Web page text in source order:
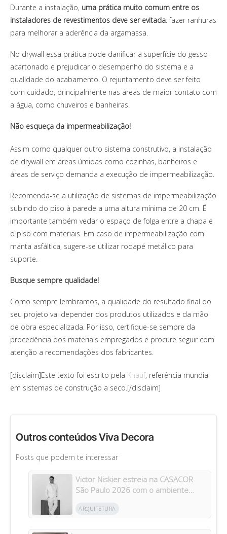
Durante a instalação, uma prática muito comum entre os
instaladores de revestimentos deve ser evitada: fazer ranhuras
para melhorar a aderência da argamassa.
No drywall essa prática pode danificar a superfície do gesso
acartonado e prejudicar o desempenho do sistema e a
qualidade do acabamento. O rejuntamento deve ser feito
com cuidado, principalmente nas áreas de maior contato com
a água, como chuveiros e banheiras.
Não esqueça da impermeabilização!
Assim como qualquer outro sistema construtivo, a instalação
de drywall em áreas úmidas como cozinhas, banheiros e
áreas de serviço demanda a execução de impermeabilização.
Recomenda-se a utilização de sistemas de impermeabilização
subindo do piso à parede a uma altura mínima de 20 cm. É
importante também vedar o espaço de folga entre a chapa e
o piso com materiais. Em caso de impermeabilização com
manta asfáltica, sugere-se utilizar rodapé metálico para
suporte.
Busque sempre qualidade!
Como sempre lembramos, a qualidade do resultado final do
seu projeto vai depender dos produtos utilizados e da mão
de obra especializada. Por isso, certifique-se sempre da
procedência dos materiais empregados e procure seguir com
atenção a recomendações dos fabricantes.
[disclaim]Este texto foi escrito pela Knauf, referência mundial
em sistemas de construção a seco.[/disclaim]
Outros conteúdos Viva Decora
Posts que podem te interessar
Victor Niskier estreia na CASACOR
São Paulo 2026 com o ambiente
ARQUITETURA